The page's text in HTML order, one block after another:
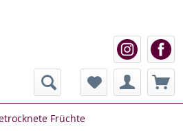
Früchte